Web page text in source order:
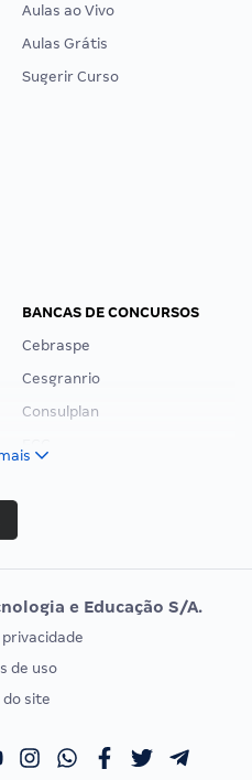
Aulas ao Vivo
Aulas Grátis
Sugerir Curso
BANCAS DE CONCURSOS
Cebraspe
Cesgranrio
Consulplan
Vunesp
EXAME DE ORDEM
Calendário OAB
e Educação S/A.
de uso
do site